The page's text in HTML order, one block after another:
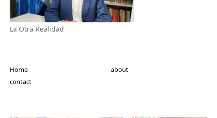
La Otra Realidad
Home
about
contact